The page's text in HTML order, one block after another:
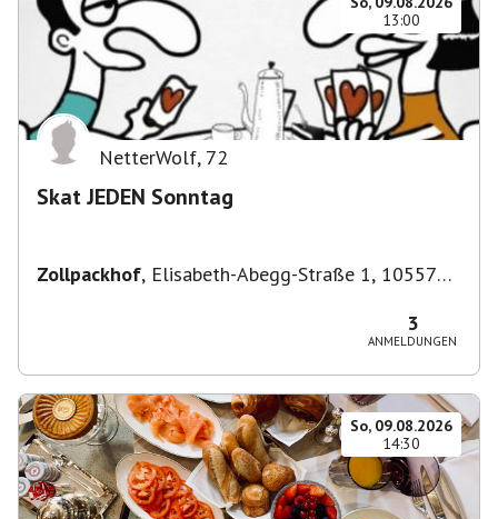
13:00
NetterWolf, 72
Skat JEDEN Sonntag
Zollpackhof, Elisabeth-Abegg-Straße 1, 10557
3
ANMELDUNGEN
So, 09.08.2026
14:30